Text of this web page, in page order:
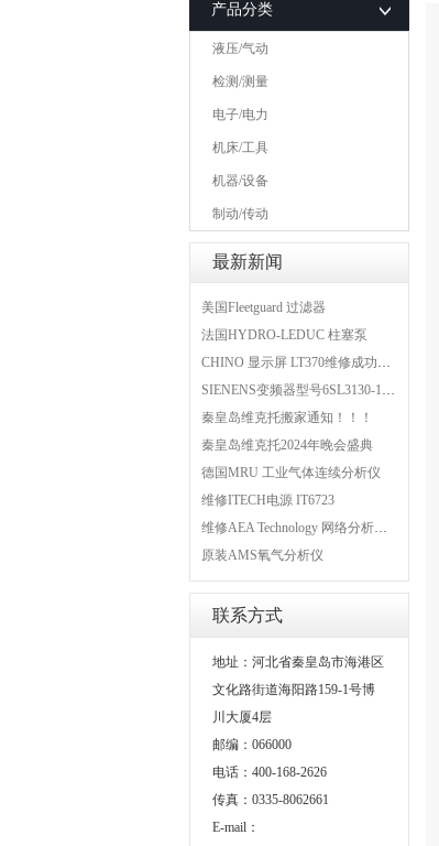
产品分类
液压/气动
检测/测量
电子/电力
机床/工具
机器/设备
制动/传动
最新新闻
美国Fleetguard 过滤器
法国HYDRO-LEDUC 柱塞泵
CHINO 显示屏 LT370维修成功案例
SIENENS变频器型号6SL3130-1TE24-0AA0维修案例
秦皇岛维克托搬家通知！！！
秦皇岛维克托2024年晚会盛典
德国MRU 工业气体连续分析仪
维修ITECH电源 IT6723
维修AEA Technology 网络分析仪 6015-1010
原装AMS氧气分析仪
联系方式
地址：河北省秦皇岛市海港区
文化路街道海阳路159-1号博
川大厦4层
邮编：066000
电话：400-168-2626
传真：0335-8062661
E-mail：